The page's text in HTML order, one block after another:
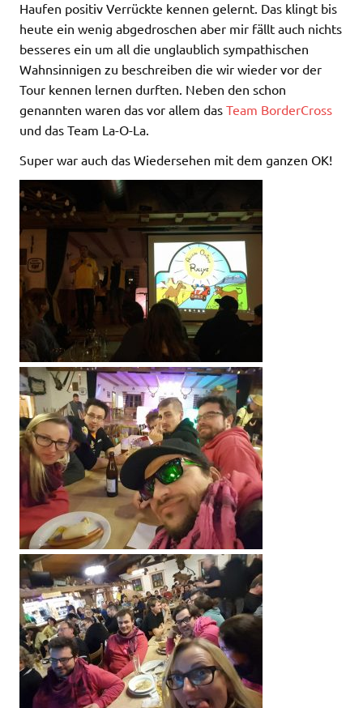
Haufen positiv Verrückte kennen gelernt. Das klingt bis
heute ein wenig abgedroschen aber mir fällt auch nichts
besseres ein um all die unglaublich sympathischen
Wahnsinnigen zu beschreiben die wir wieder vor der
Tour kennen lernen durften. Neben den schon
genannten waren das vor allem das Team BorderCross
und das Team La-O-La.
Super war auch das Wiedersehen mit dem ganzen OK!